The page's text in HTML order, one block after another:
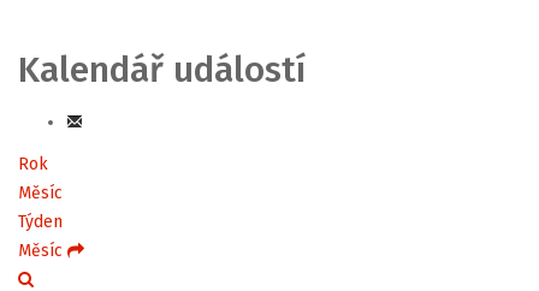
Kalendář událostí
Rok
Měsíc
Týden
Měsíc